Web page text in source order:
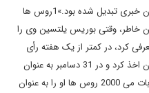
کسی که به سوژه ی دوست داشتنی عکاسان خبری تبدیل شده بود.»1روس ها
خاطر، وقتی بوریس یلتسین وی را
کرد، در کمتر از یک هفته رأی
اعتمادش را به عنوان نخست وزیر از پارلمان اخذ کرد و در 31 دسامبر به عنوان
کفیل رئیس جمهور برگزیده شد و در انتخابات می 2000 روس ها او را به عنوان